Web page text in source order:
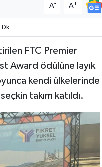
A- A+
Dk
FTC Premier
Award ödülüne layık
kendi ülkelerinde
takım katıldı.